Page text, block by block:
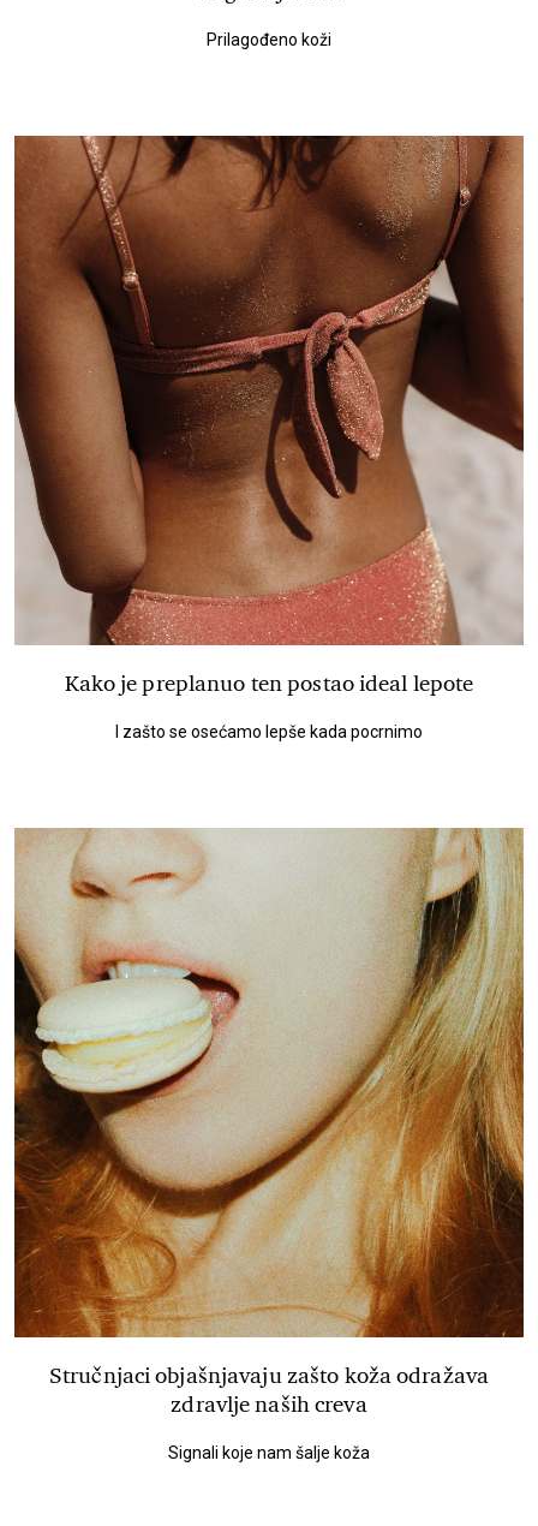
Prilagođeno koži
Kako je preplanuo ten postao ideal lepote
I zašto se osećamo lepše kada pocrnimo
Stručnjaci objašnjavaju zašto koža odražava
zdravlje naših creva
Signali koje nam šalje koža